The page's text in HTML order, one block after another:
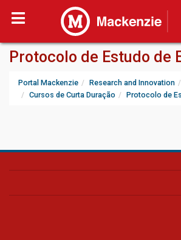
Protocolo de Estudo de
Portal Mackenzie Research and Innovation
Cursos de Curta Duração
Protocolo de